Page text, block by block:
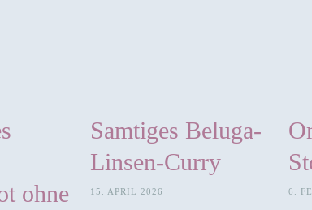
ohne
Samtiges Beluga-
Linsen-Curry
15. APRIL 2026 6.